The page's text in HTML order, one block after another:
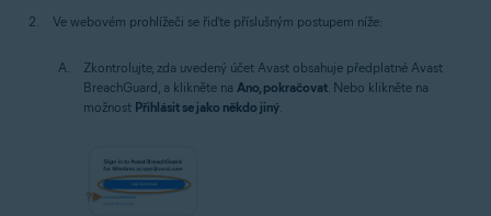
Ve webovém prohlížeči se řiďte příslušným postupem níže:
Zkontrolujte, zda uvedený účet Avast obsahuje předplatné Avast
BreachGuard, a klikněte na Ano, pokračovat . Nebo klikněte na
možnost Přihlásit se jako někdo jiný